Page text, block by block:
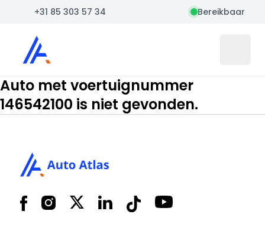
+31 85 303 57 34 Bereikbaar
Auto Atlas
Auto met voertuignummer
146542100 is niet gevonden.
FacebookInstagram
X LinkedInTiktok YouTube